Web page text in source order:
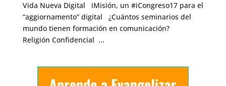
Vida Nueva Digital iMisión, un #iCongreso17 para el
“aggiornamento” digital ¿Cuántos seminarios del
mundo tienen formación en comunicación?
Religión Confidencial ...